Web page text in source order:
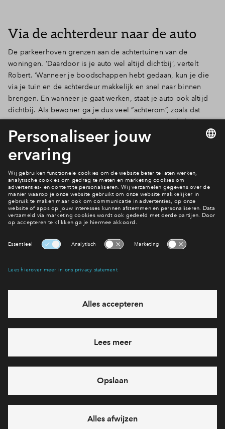
Via de achterdeur naar de auto
De parkeerhoven grenzen aan de achtertuinen van de
woningen. ‘Daardoor is je auto wel altijd dichtbij’, vertelt
Robert. ‘Wanneer je boodschappen hebt gedaan, kun je die
via je tuin en de achterdeur makkelijk en snel naar binnen
brengen. En wanneer je gaat werken, staat je auto ook altijd
dichtbij. Als bewoner ga je dus veel “achterom”, zoals dat
vroeger in dorpen gebruikelijk was. Vanuit je tuin heb je zo
min mogelijk zicht op het blik van auto’s. Zicht op het groen,
maar de auto tóch dichtbij. Dát wordt wonen in Buitenplaats
Brielle.’
Lees het laatste nieuws
Interesse? Meld je dan snel aan
Hiermee blijf je op de hoogte van het belangrijkste nieuws en
Ja, ik wil mij aanmelden
Heb je een vraag en wil je direct antwoord? Bel ons op
71 22 620
feestdagen)
vandaag gesloten, maandag zijn we vanaf
09:00 uur weer
bereikbaar